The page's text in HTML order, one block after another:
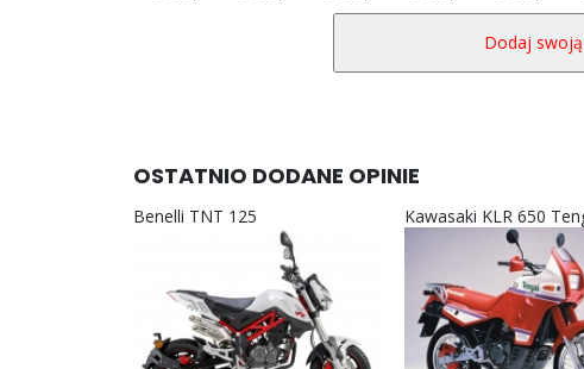
OSTATNIO DODANE OPINIE
Benelli TNT 125 Kawasaki KLR 650